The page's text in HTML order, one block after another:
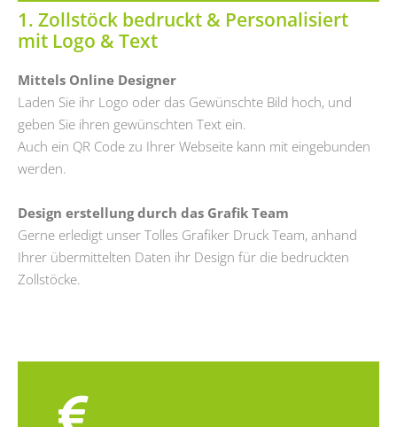
1. Zollstöck bedruckt & Personalisiert
mit Logo & Text
Mittels Online Designer
Laden Sie ihr Logo oder das Gewünschte Bild hoch, und
geben Sie ihren gewünschten Text ein.
Auch ein QR Code zu Ihrer Webseite kann mit eingebunden
werden.
Design erstellung durch das Grafik Team
Gerne erledigt unser Tolles Grafiker Druck Team, anhand
Ihrer übermittelten Daten ihr Design für die bedruckten
Zollstöcke.